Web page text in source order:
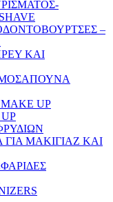
–
ΚΑΙ
UP
ΜΑΚΙΓΙΑZ ΚΑΙ